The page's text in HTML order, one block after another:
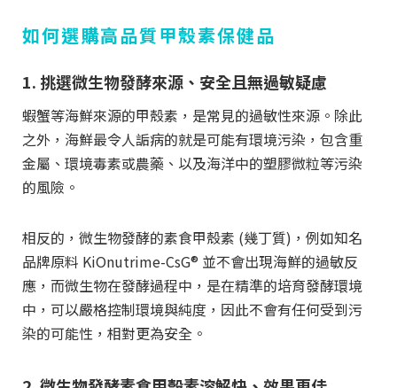
如何選購高品質甲殼素保健品
1. 挑選微生物發酵來源、安全且無過敏疑慮
蝦蟹等海鮮來源的甲殼素，是常見的過敏性來源。除此
之外，海鮮最令人詬病的就是可能有環境污染，包含重
金屬、環境毒素或農藥、以及海洋中的塑膠微粒等污染
的風險。
相反的，微生物發酵的素食甲殼素 (幾丁質)，例如知名
品牌原料 KiOnutrime-CsG® 並不會出現海鮮的過敏反
應，而微生物在發酵過程中，是在精準的培育發酵環境
中，可以嚴格控制環境與純度，因此不會有任何受到污
染的可能性，相對更為安全。